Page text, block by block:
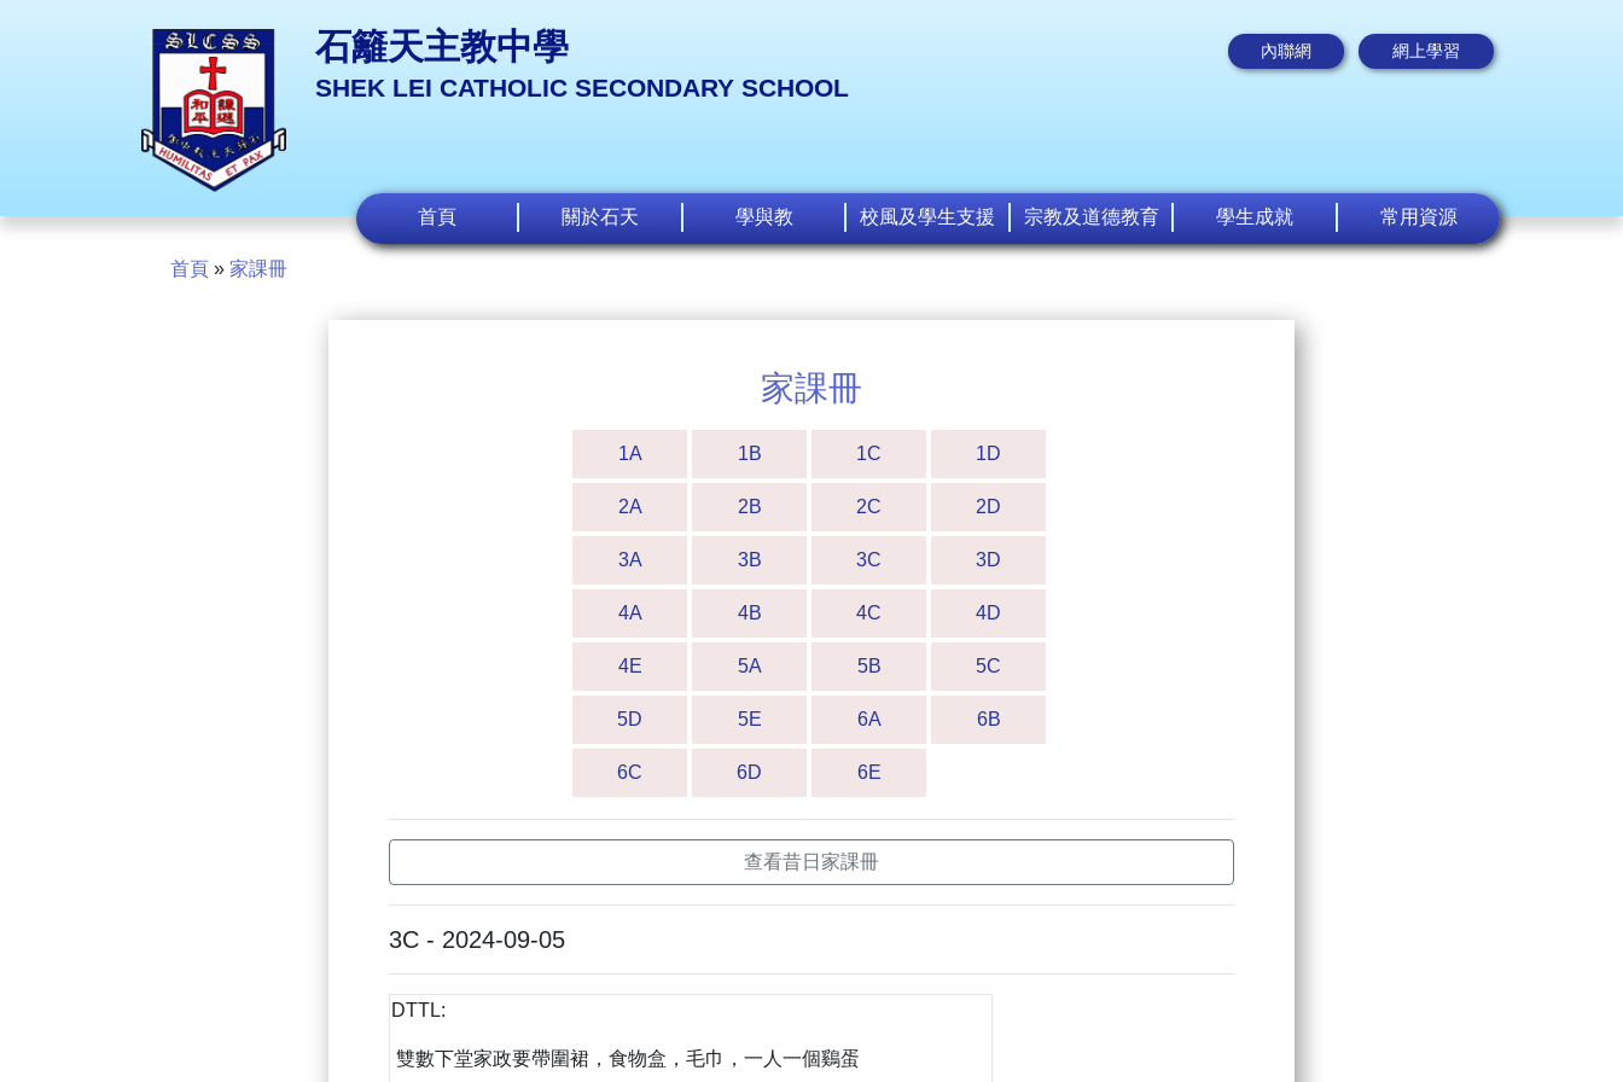
石籬天主教中學
SHEK LEI CATHOLIC SECONDARY SCHOOL
內聯網 網上學習
首頁 關於石天 學與教 校風及學生支援 宗教及道德教育 學生成就 常用資源
首頁 » 家課冊
家課冊
1A 1B 1C 1D
2A 2B 2C 2D
3A 3B 3C 3D
4A 4B 4C 4D
4E 5A 5B 5C
5D 5E 6A 6B
6C 6D 6E
查看昔日家課冊
3C - 2024-09-05
DTTL:
雙數下堂家政要帶圍裙，食物盒，毛巾，一人一個鷄蛋